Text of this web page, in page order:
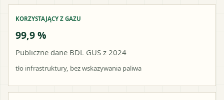
KORZYSTAJĄCY Z GAZU
99,9 %
Publiczne dane BDL GUS z 2024
tło infrastruktury, bez wskazywania paliwa